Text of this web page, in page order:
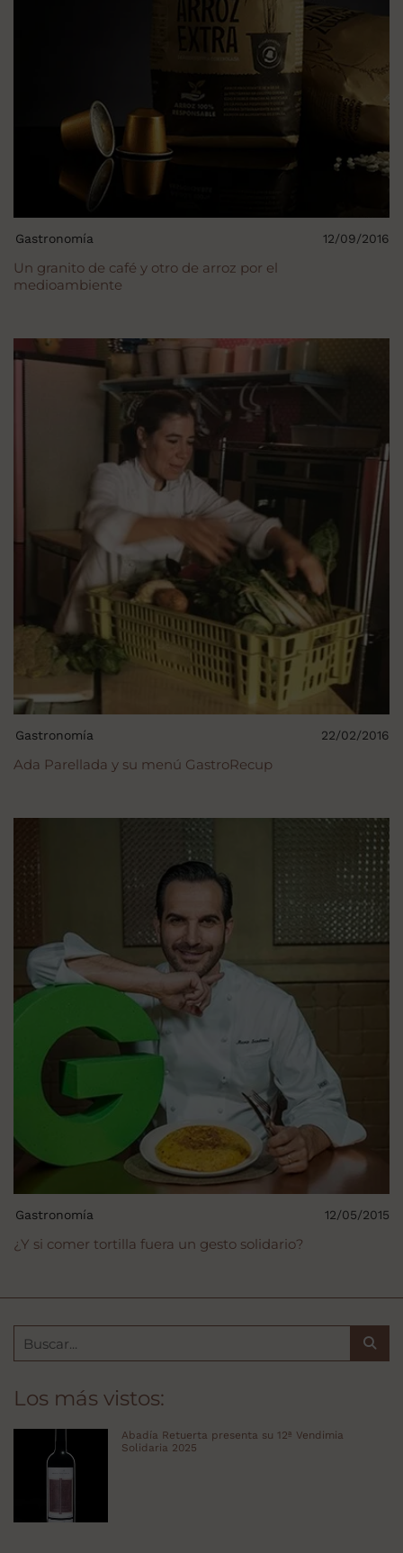
Un granito de café y otro de arroz por el
medioambiente
Gastronomía 12/09/2016
Ada Parellada y su menú GastroRecup
Gastronomía 22/02/2016
¿Y si comer tortilla fuera un gesto solidario?
Gastronomía 12/05/2015
Los más vistos:
Abadía Retuerta presenta su 12ª Vendimia
Solidaria 2025